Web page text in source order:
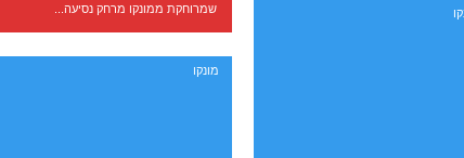
שמרוחקת ממונקו מרחק נסיעה...
מונקו